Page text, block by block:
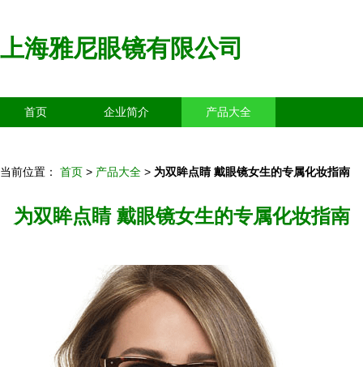
上海雅尼眼镜有限公司
首页 企业简介 产品大全
当前位置： 首页 > 产品大全 > 为双眸点睛 戴眼镜女生的专属化妆指南
为双眸点睛 戴眼镜女生的专属化妆指南